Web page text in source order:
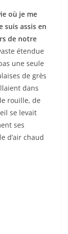
où je me
suis assis en
de notre
étendue
une seule
de grès
dans
rouille, de
se levait
ses
d’air chaud